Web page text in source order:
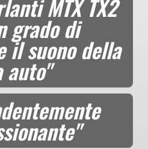
MTX TX2
grado di
il suono della
auto"